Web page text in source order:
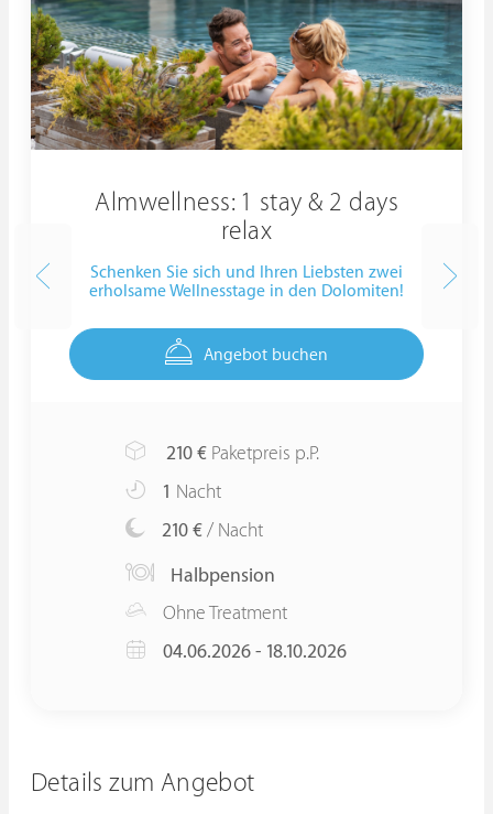
Almwellness: 1 stay & 2 days
relax
Schenken Sie sich und Ihren Liebsten zwei
erholsame Wellnesstage in den Dolomiten!
Angebot buchen
210 € Paketpreis p.P.
1 Nacht
210 € / Nacht
Halbpension
Ohne Treatment
04.06.2026 - 18.10.2026
Details zum Angebot